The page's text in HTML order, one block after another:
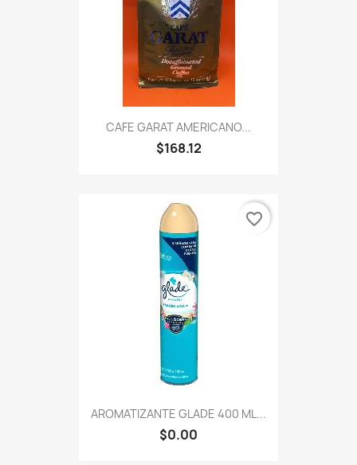
CAFE GARAT AMERICANO...
$168.12
AROMATIZANTE GLADE 400 ML...
$0.00
favorite_border